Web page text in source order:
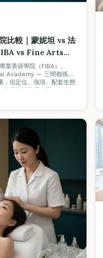
比較｜蒙妮坦 vs 法
vs Fine Arts
程、就業、創業生
業美容學院（FIBA）、
Academy — 三間都係香
，但定位、強項、配套生態
者嘅認證體系、課程深度、
點解 Fine Arts 同時搞